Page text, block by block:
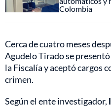
Colombia
Cerca de cuatro meses
Agudelo Tirado se
la Fiscalía y aceptó cargos
crimen.
Según el ente investigador,